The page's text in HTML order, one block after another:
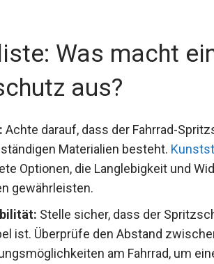
Was macht
aus?
Achte darauf, dass der Fahrrad-
Materialien besteht.
Optionen, die Langlebigkeit und
gewährleisten.
Stelle sicher, dass der
ist. Überprüfe den Abstand
am Fahrrad, um